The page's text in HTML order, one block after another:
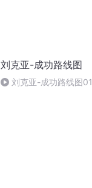
刘克亚-成功路线图
刘克亚-成功路线图01